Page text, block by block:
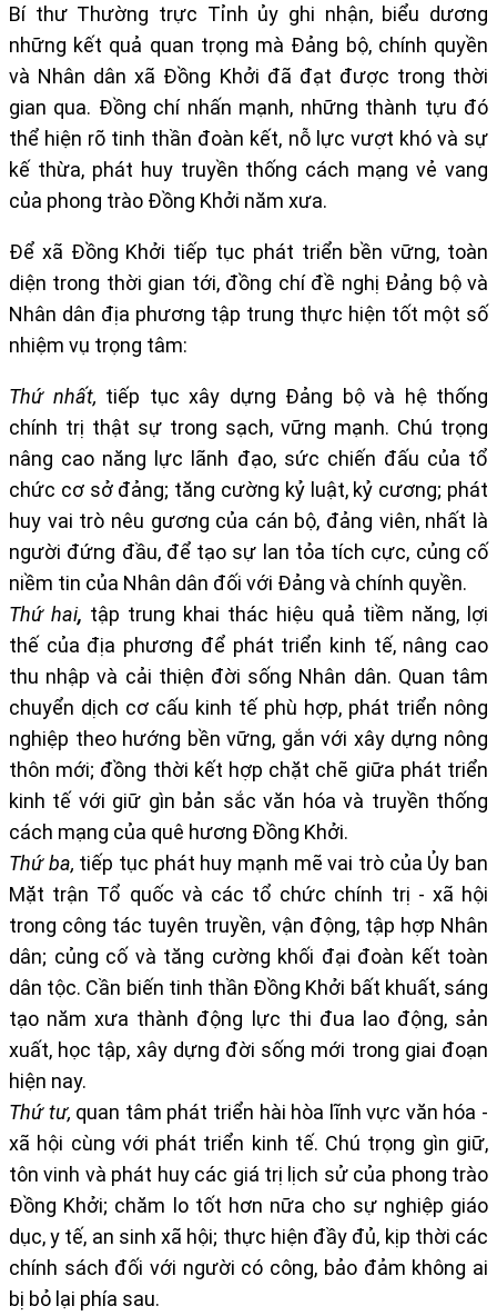
Bí thư Thường trực Tỉnh ủy ghi nhận, biểu dương
những kết quả quan trọng mà Đảng bộ, chính quyền
và Nhân dân xã Đồng Khởi đã đạt được trong thời
gian qua. Đồng chí nhấn mạnh, những thành tựu đó
thể hiện rõ tinh thần đoàn kết, nỗ lực vượt khó và sự
kế thừa, phát huy truyền thống cách mạng vẻ vang
của phong trào Đồng Khởi năm xưa.
Để xã Đồng Khởi tiếp tục phát triển bền vững, toàn
diện trong thời gian tới, đồng chí đề nghị Đảng bộ và
Nhân dân địa phương tập trung thực hiện tốt một số
nhiệm vụ trọng tâm:
Thứ nhất, tiếp tục xây dựng Đảng bộ và hệ thống
chính trị thật sự trong sạch, vững mạnh. Chú trọng
nâng cao năng lực lãnh đạo, sức chiến đấu của tổ
chức cơ sở đảng; tăng cường kỷ luật, kỷ cương; phát
huy vai trò nêu gương của cán bộ, đảng viên, nhất là
người đứng đầu, để tạo sự lan tỏa tích cực, củng cố
niềm tin của Nhân dân đối với Đảng và chính quyền.
Thứ hai, tập trung khai thác hiệu quả tiềm năng, lợi
thế của địa phương để phát triển kinh tế, nâng cao
thu nhập và cải thiện đời sống Nhân dân. Quan tâm
chuyển dịch cơ cấu kinh tế phù hợp, phát triển nông
nghiệp theo hướng bền vững, gắn với xây dựng nông
thôn mới; đồng thời kết hợp chặt chẽ giữa phát triển
kinh tế với giữ gìn bản sắc văn hóa và truyền thống
cách mạng của quê hương Đồng Khởi.
Thứ ba, tiếp tục phát huy mạnh mẽ vai trò của Ủy ban
Mặt trận Tổ quốc và các tổ chức chính trị - xã hội
trong công tác tuyên truyền, vận động, tập hợp Nhân
dân; củng cố và tăng cường khối đại đoàn kết toàn
dân tộc. Cần biến tinh thần Đồng Khởi bất khuất, sáng
tạo năm xưa thành động lực thi đua lao động, sản
xuất, học tập, xây dựng đời sống mới trong giai đoạn
hiện nay.
Thứ tư, quan tâm phát triển hài hòa lĩnh vực văn hóa -
xã hội cùng với phát triển kinh tế. Chú trọng gìn giữ,
tôn vinh và phát huy các giá trị lịch sử của phong trào
Đồng Khởi; chăm lo tốt hơn nữa cho sự nghiệp giáo
dục, y tế, an sinh xã hội; thực hiện đầy đủ, kịp thời các
chính sách đối với người có công, bảo đảm không ai
bị bỏ lại phía sau.